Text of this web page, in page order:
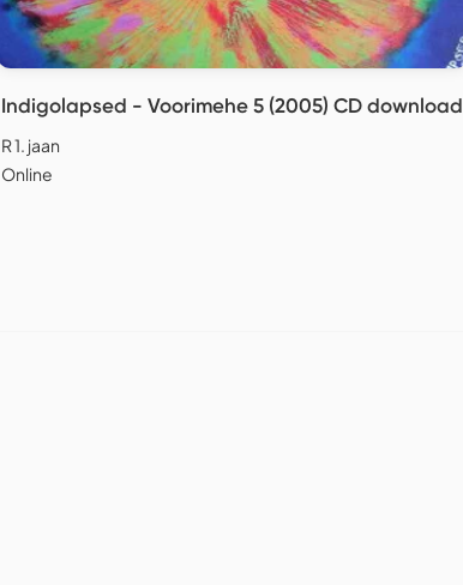
Indigolapsed - Voorimehe 5 (2005) CD download
R 1. jaan
Online